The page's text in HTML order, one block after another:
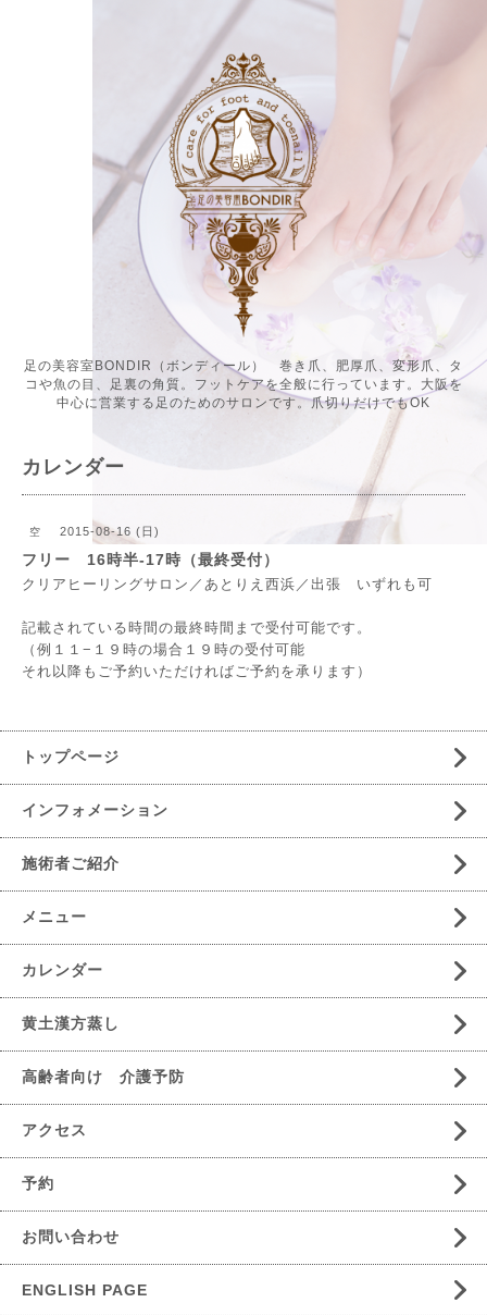
足の美容室BONDIR（ボンディール） 巻き爪、肥厚爪、変形爪、タ
コや魚の目、足裏の角質。フットケアを全般に行っています。大阪を
中心に営業する足のためのサロンです。爪切りだけでもOK
カレンダー
空 2015-08-16 (日)
フリー 16時半-17時（最終受付）
クリアヒーリングサロン／あとりえ西浜／出張 いずれも可
記載されている時間の最終時間まで受付可能です。
（例１１−１９時の場合１９時の受付可能
それ以降もご予約いただければご予約を承ります）
トップページ
インフォメーション
施術者ご紹介
メニュー
カレンダー
黄土漢方蒸し
高齢者向け 介護予防
アクセス
予約
お問い合わせ
ENGLISH PAGE